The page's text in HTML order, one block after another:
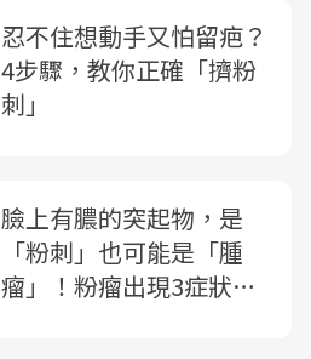
忍不住想動手又怕留疤？
4步驟，教你正確「擠粉
刺」
臉上有膿的突起物，是
「粉刺」也可能是「腫
瘤」！粉瘤出現3症狀，